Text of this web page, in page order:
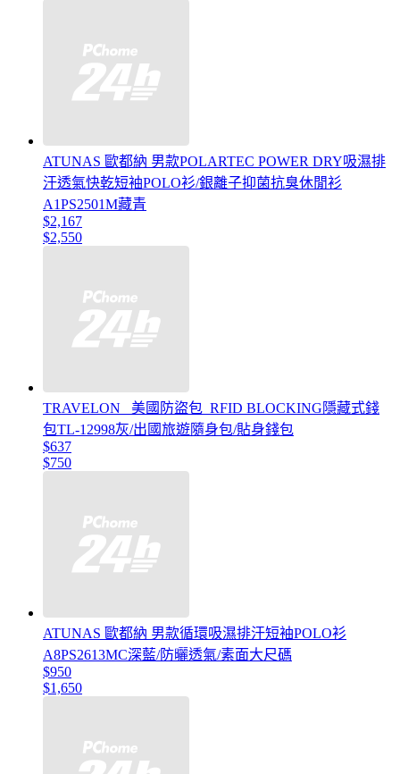
ATUNAS 歐都納 男款POLARTEC POWER DRY吸濕排
汗透氣快乾短袖POLO衫/銀離子抑菌抗臭休閒衫
A1PS2501M藏青
$2,167
$2,550
TRAVELON _美國防盜包_RFID BLOCKING隱藏式錢
包TL-12998灰/出國旅遊隨身包/貼身錢包
$637
$750
ATUNAS 歐都納 男款循環吸濕排汗短袖POLO衫
A8PS2613MC深藍/防曬透氣/素面大尺碼
$950
$1,650